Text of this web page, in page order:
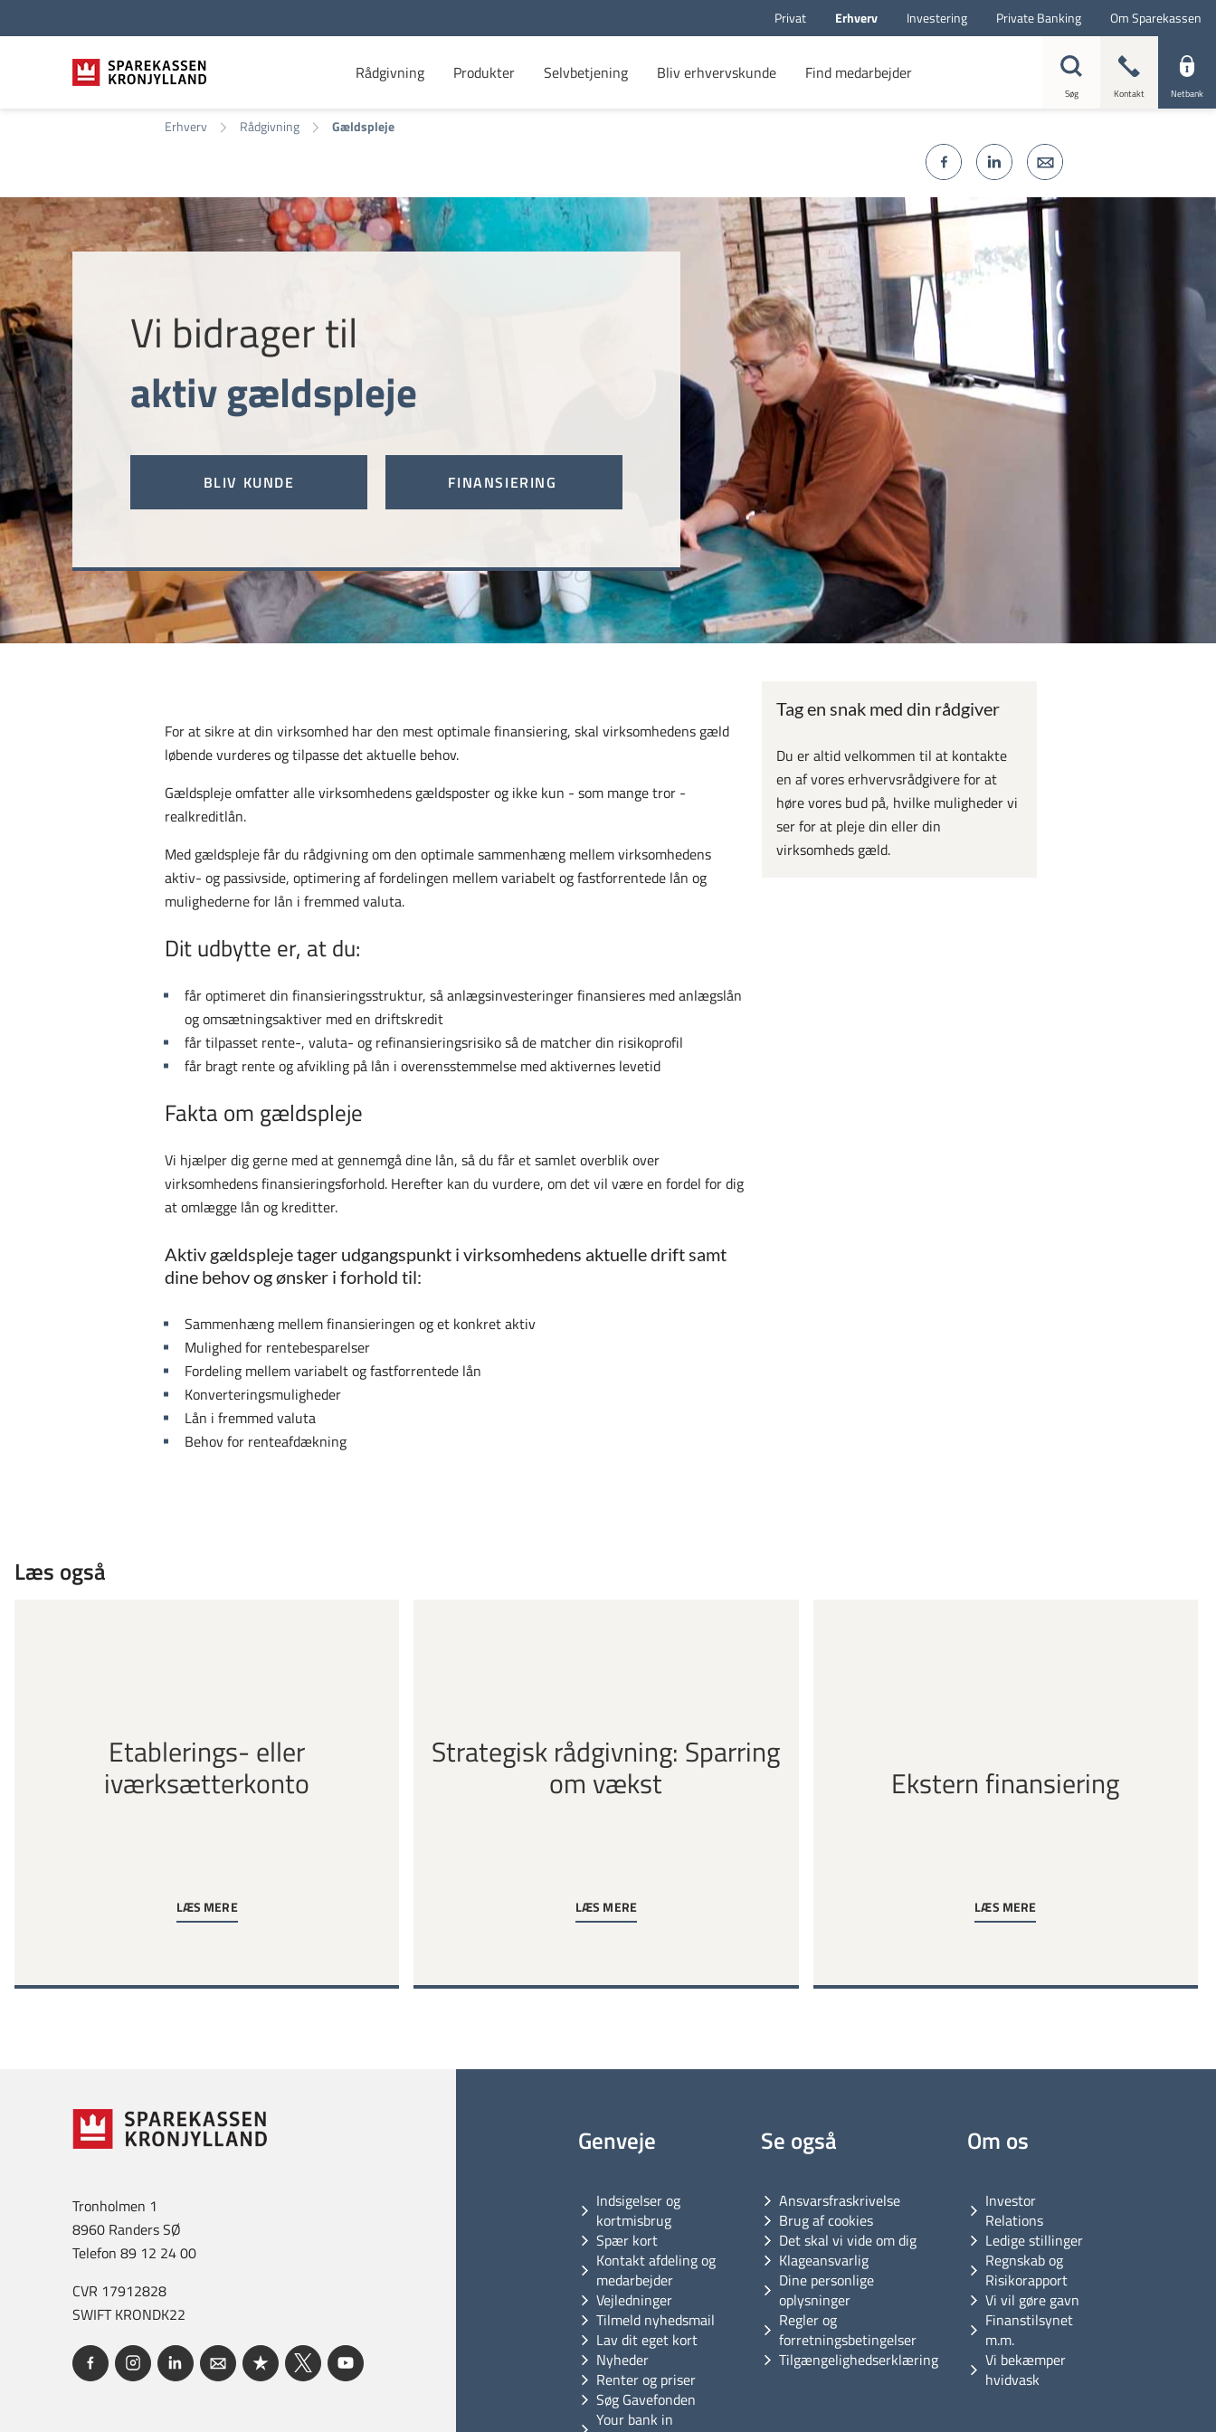
Privat Erhverv Investering Private Banking Om Sparekassen
Rådgivning Produkter Selvbetjening Bliv erhvervskunde Find medarbejder
Søg Kontakt Netbank
Erhverv Rådgivning Gældspleje
Vi bidrager til
aktiv gældspleje
BLIV KUNDE FINANSIERING
For at sikre at din virksomhed har den mest optimale finansiering, skal virksomhedens gæld
løbende vurderes og tilpasse det aktuelle behov.
Gældspleje omfatter alle virksomhedens gældsposter og ikke kun - som mange tror -
realkreditlån.
Med gældspleje får du rådgivning om den optimale sammenhæng mellem virksomhedens
aktiv- og passivside, optimering af fordelingen mellem variabelt og fastforrentede lån og
mulighederne for lån i fremmed valuta.
Dit udbytte er, at du:
får optimeret din finansieringsstruktur, så anlægsinvesteringer finansieres med anlægslån
og omsætningsaktiver med en driftskredit
får tilpasset rente-, valuta- og refinansieringsrisiko så de matcher din risikoprofil
får bragt rente og afvikling på lån i overensstemmelse med aktivernes levetid
Fakta om gældspleje
Vi hjælper dig gerne med at gennemgå dine lån, så du får et samlet overblik over
virksomhedens finansieringsforhold. Herefter kan du vurdere, om det vil være en fordel for dig
at omlægge lån og kreditter.
Aktiv gældspleje tager udgangspunkt i virksomhedens aktuelle drift samt
dine behov og ønsker i forhold til:
Sammenhæng mellem finansieringen og et konkret aktiv
Mulighed for rentebesparelser
Fordeling mellem variabelt og fastforrentede lån
Konverteringsmuligheder
Lån i fremmed valuta
Behov for renteafdækning
Tag en snak med din rådgiver
Du er altid velkommen til at kontakte
en af vores erhvervsrådgivere for at
høre vores bud på, hvilke muligheder vi
ser for at pleje din eller din
virksomheds gæld.
Læs også
Etablerings- eller
iværksætterkonto
LÆS MERE
Strategisk rådgivning: Sparring
om vækst
LÆS MERE
Ekstern finansiering
LÆS MERE
Genveje
Indsigelser og
kortmisbrug
Spær kort
Kontakt afdeling og
medarbejder
Vejledninger
Tilmeld nyhedsmail
Lav dit eget kort
Nyheder
Renter og priser
Søg Gavefonden
Your bank in
Se også
Ansvarsfraskrivelse
Brug af cookies
Det skal vi vide om dig
Klageansvarlig
Dine personlige
oplysninger
Regler og
forretningsbetingelser
Tilgængelighedserklæring
Om os
Investor
Relations
Ledige stillinger
Regnskab og
Risikorapport
Vi vil gøre gavn
Finanstilsynet
m.m.
Vi bekæmper
hvidvask
Tronholmen 1
8960 Randers SØ
Telefon 89 12 24 00
CVR 17912828
SWIFT KRONDK22